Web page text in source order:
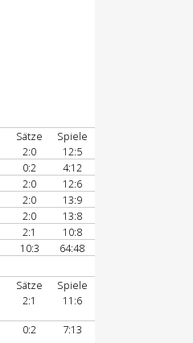
Sätze
Spiele
2:0
12:5
0:2
4:12
2:0
12:6
2:0
13:9
2:0
13:8
2:1
10:8
10:3
64:48
Sätze
Spiele
2:1
11:6
0:2
7:13